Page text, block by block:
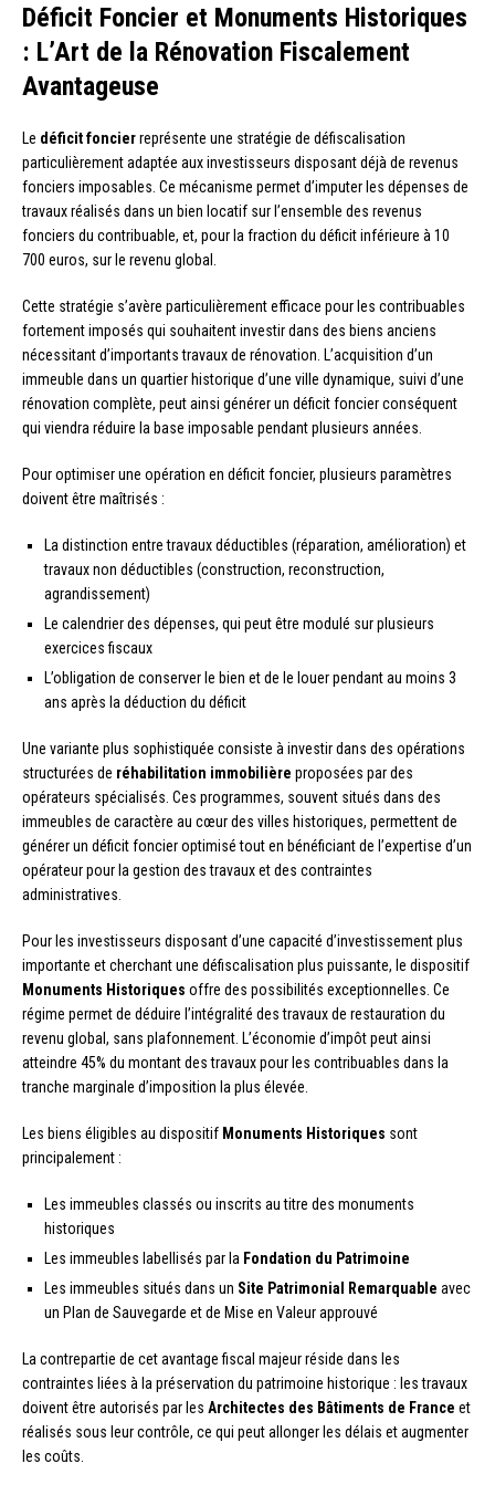
Déficit Foncier et Monuments Historiques
: L’Art de la Rénovation Fiscalement
Avantageuse
Le déficit foncierreprésente une stratégie de défiscalisation
particulièrement adaptée aux investisseurs disposant déjà de revenus
fonciers imposables. Ce mécanisme permet d’imputer les dépenses de
travaux réalisés dans un bien locatif sur l’ensemble des revenus
fonciers du contribuable, et, pour la fraction du déficit inférieure à 10
700 euros, sur le revenu global.
Cette stratégie s’avère particulièrement efficace pour les contribuables
fortement imposés qui souhaitent investir dans des biens anciens
nécessitant d’importants travaux de rénovation. L’acquisition d’un
immeuble dans un quartier historique d’une ville dynamique, suivi d’une
rénovation complète, peut ainsi générer un déficit foncier conséquent
qui viendra réduire la base imposable pendant plusieurs années.
Pour optimiser une opération en déficit foncier, plusieurs paramètres
doivent être maîtrisés :
La distinction entre travaux déductibles (réparation, amélioration) et
travaux non déductibles (construction, reconstruction,
agrandissement)
Le calendrier des dépenses, qui peut être modulé sur plusieurs
exercices fiscaux
L’obligation de conserver le bien et de le louer pendant au moins 3
ans après la déduction du déficit
Une variante plus sophistiquée consiste à investir dans des opérations
structurées de réhabilitation immobilière proposées par des
opérateurs spécialisés. Ces programmes, souvent situés dans des
immeubles de caractère au cœur des villes historiques, permettent de
générer un déficit foncier optimisé tout en bénéficiant de l’expertise d’un
opérateur pour la gestion des travaux et des contraintes
administratives.
Pour les investisseurs disposant d’une capacité d’investissement plus
importante et cherchant une défiscalisation plus puissante, le dispositif
Monuments Historiques offre des possibilités exceptionnelles. Ce
régime permet de déduire l’intégralité des travaux de restauration du
revenu global, sans plafonnement. L’économie d’impôt peut ainsi
atteindre 45% du montant des travaux pour les contribuables dans la
tranche marginale d’imposition la plus élevée.
Les biens éligibles au dispositif Monuments Historiques sont
principalement :
Les immeubles classés ou inscrits au titre des monuments
historiques
Les immeubles labellisés par la Fondation du Patrimoine
Les immeubles situés dans un Site Patrimonial Remarquable avec
un Plan de Sauvegarde et de Mise en Valeur approuvé
La contrepartie de cet avantage fiscal majeur réside dans les
contraintes liées à la préservation du patrimoine historique : les travaux
doivent être autorisés par les Architectes des Bâtiments de France et
réalisés sous leur contrôle, ce qui peut allonger les délais et augmenter
les coûts.